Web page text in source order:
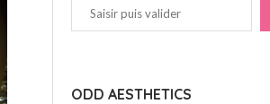
ODD AESTHETICS